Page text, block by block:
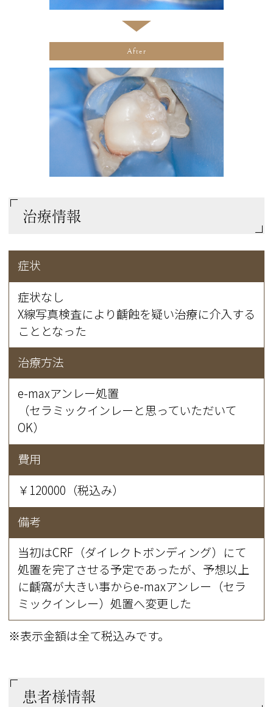
After
治療情報
症状
症状なし
X線写真検査により齲蝕を疑い治療に介入する
こととなった
治療方法
e-maxアンレー処置
（セラミックインレーと思っていただいて
OK）
費用
￥120000（税込み）
備考
当初はCRF（ダイレクトボンディング）にて
処置を完了させる予定であったが、予想以上
に齲窩が大きい事からe-maxアンレー（セラ
ミックインレー）処置へ変更した
※表示金額は全て税込みです。
患者様情報